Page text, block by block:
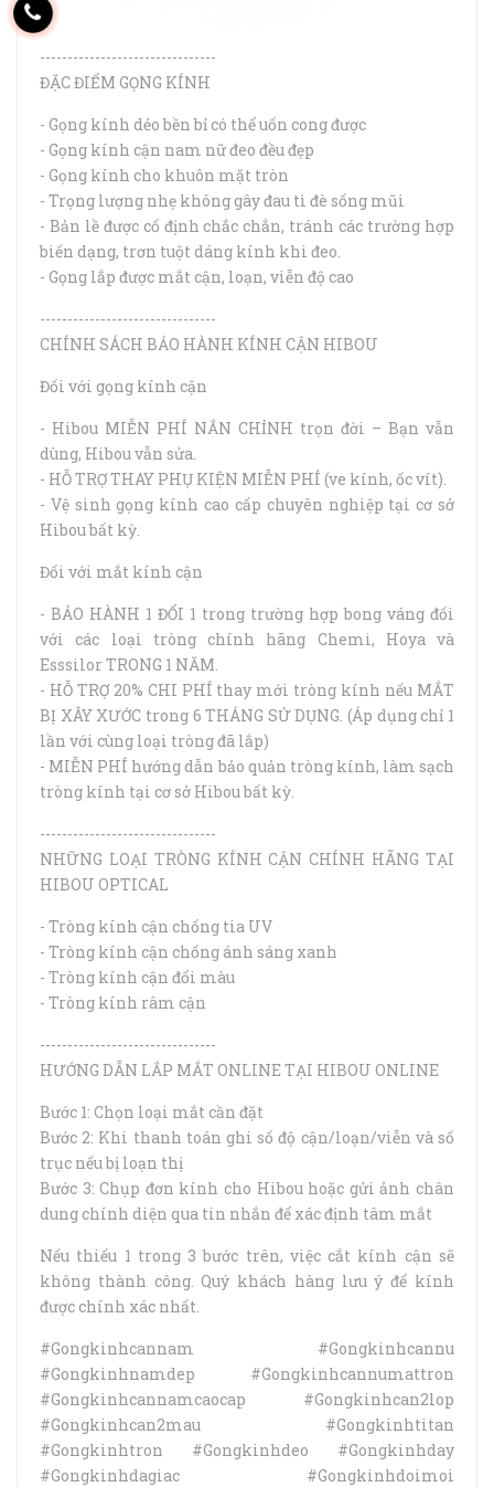
--------------------------------
ĐẶC ĐIỂM GỌNG KÍNH
- Gọng kính dẻo bền bỉ có thể uốn cong được
- Gọng kính cận nam nữ đeo đều đẹp
- Gọng kính cho khuôn mặt tròn
- Trọng lượng nhẹ không gây đau tì đè sống mũi
- Bản lề được cố định chắc chắn, tránh các trường hợp
biến dạng, trơn tuột dáng kính khi đeo.
- Gọng lắp được mắt cận, loạn, viễn độ cao
--------------------------------
CHÍNH SÁCH BẢO HÀNH KÍNH CẬN HIBOU
Đối với gọng kính cận
- Hibou MIỄN PHÍ NẮN CHỈNH trọn đời – Bạn vẫn
dùng, Hibou vẫn sửa.
- HỖ TRỢ THAY PHỤ KIỆN MIỄN PHÍ (ve kính, ốc vít).
- Vệ sinh gọng kính cao cấp chuyên nghiệp tại cơ sở
Hibou bất kỳ.
Đối với mắt kính cận
- BẢO HÀNH 1 ĐỔI 1 trong trường hợp bong váng đối
với các loại tròng chính hãng Chemi, Hoya và
Esssilor TRONG 1 NĂM.
- HỖ TRỢ 20% CHI PHÍ thay mới tròng kính nếu MẮT
BỊ XÂY XƯỚC trong 6 THÁNG SỬ DỤNG. (Áp dụng chỉ 1
lần với cùng loại tròng đã lắp)
- MIỄN PHÍ hướng dẫn bảo quản tròng kính, làm sạch
tròng kính tại cơ sở Hibou bất kỳ.
--------------------------------
NHỮNG LOẠI TRÒNG KÍNH CẬN CHÍNH HÃNG TẠI
HIBOU OPTICAL
- Tròng kính cận chống tia UV
- Tròng kính cận chống ánh sáng xanh
- Tròng kính cận đổi màu
- Tròng kính râm cận
--------------------------------
HƯỚNG DẪN LẮP MẮT ONLINE TẠI HIBOU ONLINE
Bước 1: Chọn loại mắt cần đặt
Bước 2: Khi thanh toán ghi số độ cận/loạn/viễn và số
trục nếu bị loạn thị
Bước 3: Chụp đơn kính cho Hibou hoặc gửi ảnh chân
dung chính diện qua tin nhắn để xác định tâm mắt
Nếu thiếu 1 trong 3 bước trên, việc cắt kính cận sẽ
không thành công. Quý khách hàng lưu ý để kính
được chính xác nhất.
#Gongkinhcannam #Gongkinhcannu
#Gongkinhnamdep #Gongkinhcannumattron
#Gongkinhcannamcaocap #Gongkinhcan2lop
#Gongkinhcan2mau #Gongkinhtitan
#Gongkinhtron #Gongkinhdeo #Gongkinhday
#Gongkinhdagiac #Gongkinhdoimoi